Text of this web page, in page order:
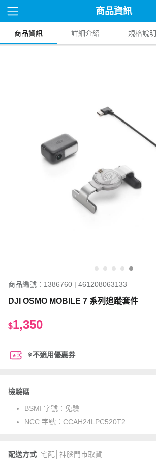
商品資訊
商品資訊 詳細介紹 規格說明
商品編號：1386760 | 461208063133
DJI OSMO MOBILE 7 系列追蹤套件
$1,350
※不適用優惠券
檢驗碼
BSMI 字號： 免驗
NCC 字號： CCAH24LPC520T2
配送方式 宅配│神腦門市取貨